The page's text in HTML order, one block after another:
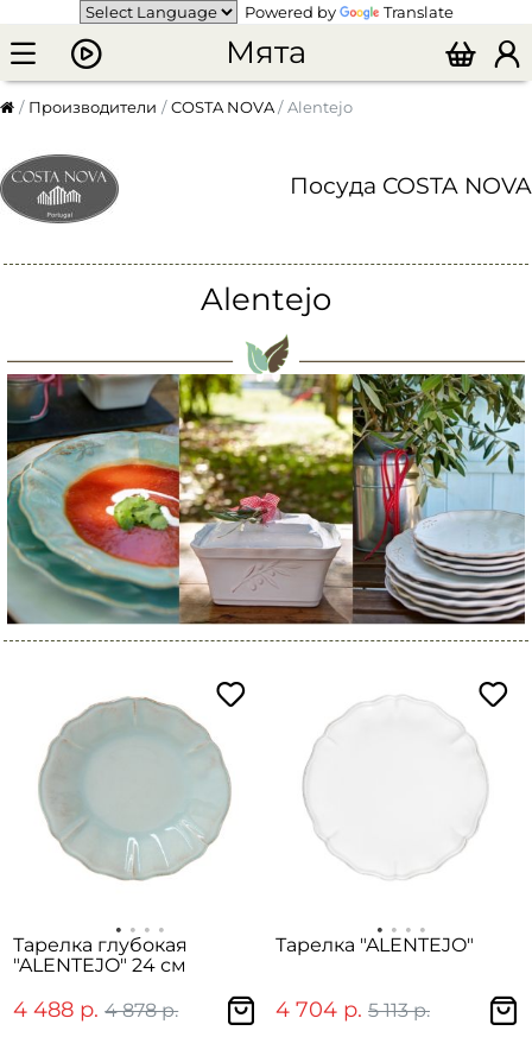
Powered by Translate
Мята
Производители COSTA NOVA Alentejo
Посуда COSTA NOVA
Alentejo
Тарелка глубокая
"ALENTEJO" 24 см
4 488 р. 4 878 р.
Тарелка "ALENTEJO"
4 704 р. 5 113 р.